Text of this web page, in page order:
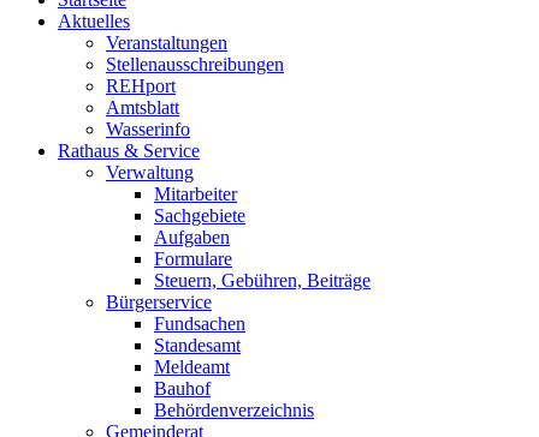
Aktuelles
Veranstaltungen
Stellenausschreibungen
REHport
Amtsblatt
Wasserinfo
Rathaus & Service
Verwaltung
Mitarbeiter
Sachgebiete
Aufgaben
Formulare
Steuern, Gebühren, Beiträge
Bürgerservice
Fundsachen
Standesamt
Meldeamt
Bauhof
Behördenverzeichnis
Gemeinderat